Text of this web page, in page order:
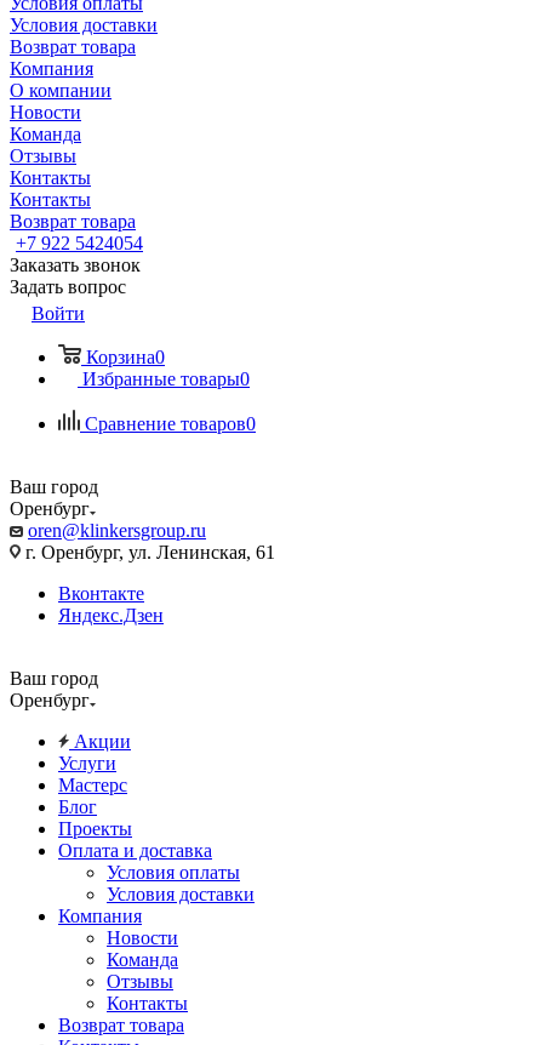
Условия доставки
Возврат товара
Компания
О компании
Новости
Команда
Отзывы
Контакты
Контакты
Возврат товара
+7 922 5424054
Заказать звонок
Задать вопрос
Войти
Корзина0
Избранные товары0
Сравнение товаров0
Ваш город
Оренбург
oren@klinkersgroup.ru
г. Оренбург, ул. Ленинская, 61
Вконтакте
Яндекс.Дзен
Ваш город
Оренбург
Акции
Услуги
Мастерс
Блог
Проекты
Оплата и доставка
Условия оплаты
Условия доставки
Компания
Новости
Команда
Отзывы
Контакты
Возврат товара